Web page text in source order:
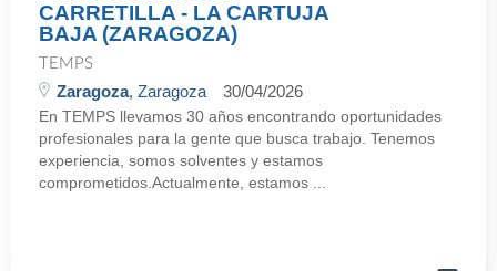
CARRETILLA - LA CARTUJA
BAJA (ZARAGOZA)
TEMPS
Zaragoza, Zaragoza 30/04/2026
En TEMPS llevamos 30 años encontrando oportunidades
profesionales para la gente que busca trabajo. Tenemos
experiencia, somos solventes y estamos
comprometidos.Actualmente, estamos ...